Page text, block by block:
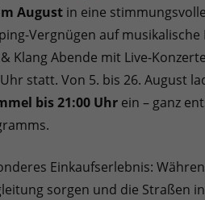
August in eine
Vergnügen auf
Klang Abende mit Live-
statt. Von 5. bis 26. August
bis 21:00 Uhr ein – ganz
Einkaufserlebnis:
sorgen und die Straßen